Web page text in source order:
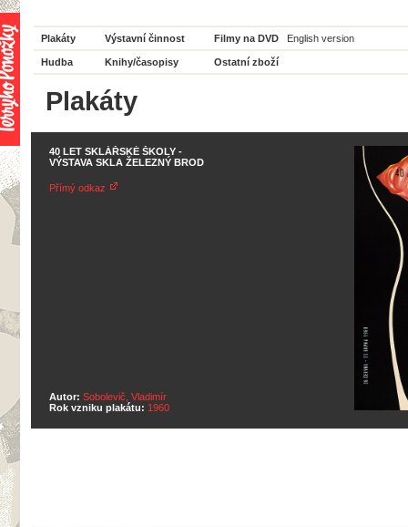
Plakáty Výstavní činnost Filmy na DVD English version
Hudba Knihy/časopisy Ostatní zboží
Plakáty
40 LET SKLÁŘSKÉ ŠKOLY -
VÝSTAVA SKLA ŽELEZNÝ BROD
Přímý odkaz
Autor: Sobolevič, Vladimír
Rok vzniku plakátu: 1960